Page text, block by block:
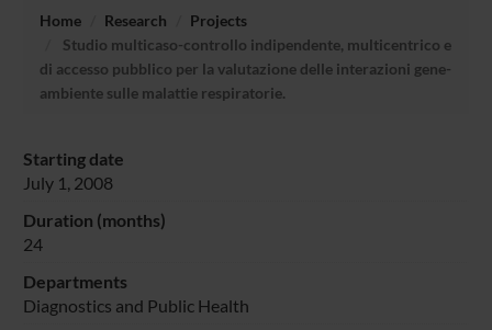
Home Research
Projects
Studio multicaso-controllo indipendente, multicentrico e
di accesso pubblico per la valutazione delle interazioni gene-
ambiente sulle malattie respiratorie.
Starting date
July 1, 2008
Duration (months)
24
Departments
Diagnostics and Public Health